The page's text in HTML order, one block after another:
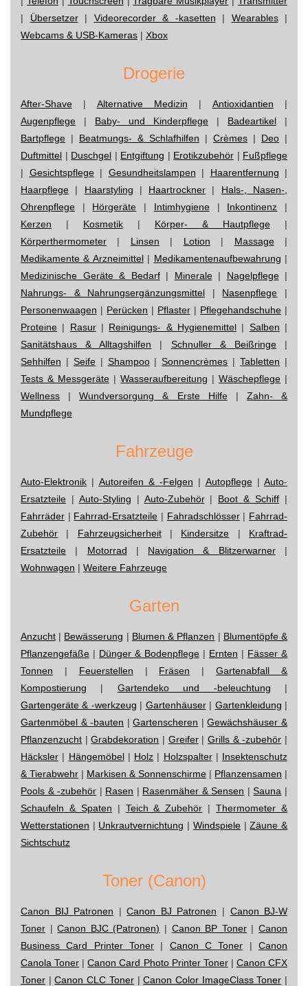
| Übersetzer| Videorecorder & -kasetten | Wearables|
Webcams & USB-Kameras | Xbox
Drogerie
After-Shave | Alternative Medizin | Antioxidantien |
Augenpflege | Baby- und Kinderpflege | Badeartikel |
Bartpflege | Beatmungs- & Schlafhilfen | Crèmes | Deo |
Duftmittel | Duschgel | Entgiftung | Erotikzubehör | Fußpflege
| Gesichtspflege| Gesundheitslampen | Haarentfernung |
Haarpflege | Haarstyling | Haartrockner | Hals-, Nasen-,
Ohrenpflege | Hörgeräte | Intimhygiene| Inkontinenz |
Kerzen | Kosmetik | Körper- & Hautpflege |
Körperthermometer | Linsen | Lotion | Massage|
Medikamente & Arzneimittel| Medikamentenaufbewahrung |
Medizinische Geräte & Bedarf| Minerale| Nagelpflege|
Nahrungs- & Nahrungsergänzungsmittel | Nasenpflege |
Personenwaagen | Perücken | Pflaster | Pflegehandschuhe |
Proteine | Rasur| Reinigungs- & Hygienemittel | Salben |
Sanitätshaus & Alltagshilfen | Schnuller & Beißringe|
Sehhilfen | Seife| Shampoo|Sonnencrèmes |Tabletten |
Tests & Messgeräte | Wasseraufbereitung | Wäschepflege |
Wellness |Wundversorgung & Erste Hilfe| Zahn- &
Mundpflege
Fahrzeuge
Auto-Elektronik | Autoreifen & -Felgen | Autopflege| Auto-
Ersatzteile | Auto-Styling | Auto-Zubehör| Boot & Schiff |
Fahrräder | Fahrrad-Ersatzteile | Fahradschlösser| Fahrrad-
Zubehör | Fahrzeugsicherheit| Kindersitze | Kraftrad-
Ersatzteile | Motorrad | Navigation & Blitzerwarner|
Wohnwagen | Weitere Fahrzeuge
Garten
Anzucht | Bewässerung | Blumen & Pflanzen | Blumentöpfe &
Pflanzengefäße | Dünger & Bodenpflege | Ernten | Fässer &
Tonnen | Feuerstellen | Fräsen |Gartenabfall &
Kompostierung | Gartendeko und -beleuchtung |
Gartengeräte & -werkzeug | Gartenhäuser| Gartenkleidung |
Gartenmöbel & -bauten |Gartenscheren |Gewächshäuser &
Pflanzenzucht |Grabdekoration | Greifer|Grills & -zubehör |
Häcksler | Hängemöbel| Holz | Holzspalter| Insektenschutz
& Tierabwehr | Markisen & Sonnenschirme | Pflanzensamen |
Pools & -zubehör | Rasen | Rasenmäher & Sensen |Sauna |
Schaufeln & Spaten | Teich & Zubehör |Thermometer &
Wetterstationen | Unkrautvernichtung | Windspiele|Zäune &
Sichtschutz
Toner (Canon)
Canon BIJ Patronen |Canon BJ Patronen | Canon BJ-W
Toner |Canon BJC (Patronen) | Canon BP Toner|Canon
Business Card Printer Toner | Canon C Toner |Canon
Canola Toner |Canon Card Photo Printer Toner| Canon CFX
Toner |Canon CLC Toner|Canon Color ImageClass Toner |